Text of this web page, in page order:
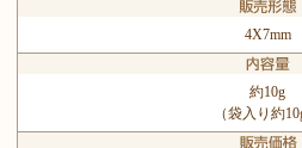
4X7mm
約10g
（袋入り約